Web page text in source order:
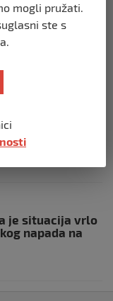
odjeknulo
žrtava,
uzvratiti
je situacija vrlo
napada na
mogli pružati.
ste s